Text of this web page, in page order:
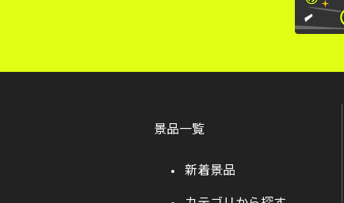
景品一覧
新着景品